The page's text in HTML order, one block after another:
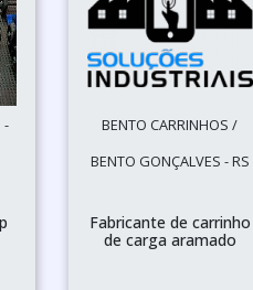
-
BENTO CARRINHOS /
BENTO GONÇALVES - RS
Fabricante de carrinho
de carga aramado